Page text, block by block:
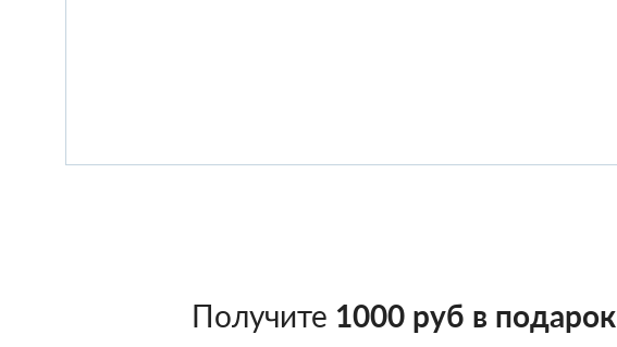
Получите 1000 руб в подарок